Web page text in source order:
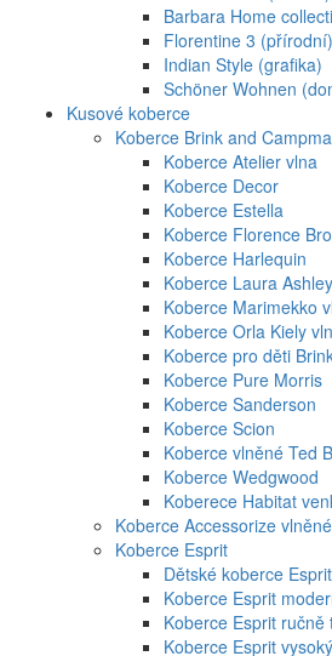
Barbara Home
Florentine 3 (přírodní)
Indian Style (grafika)
Schöner Wohnen
Kusové koberce
Koberce Brink and
Koberce Atelier vlna
Koberce Decor
Koberce Estella
Koberce Florence
Koberce Harlequin
Koberce Laura Ashley
Koberce Marimekko
Koberce Orla Kiely
Koberce pro děti
Koberce Pure Morris
Koberce Sanderson
Koberce Scion
Koberce vlněné Ted
Koberce Wedgwood
Koberece Habitat
Koberce Accessorize vlněné
Koberce Esprit
Dětské koberce Esprit
Koberce Esprit
Koberce Esprit ručně
Koberce Esprit